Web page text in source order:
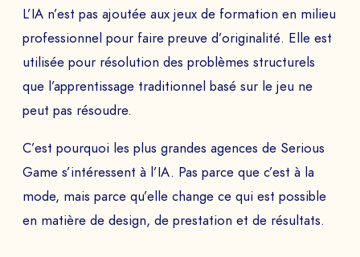
L’IA n’est pas ajoutée aux jeux de formation en milieu
professionnel pour faire preuve d’originalité. Elle est
utilisée pour résolution des problèmes structurels
que l’apprentissage traditionnel basé sur le jeu ne
peut pas résoudre.
C’est pourquoi les plus grandes agences de Serious
Game s’intéressent à l’IA. Pas parce que c’est à la
mode, mais parce qu’elle change ce qui est possible
en matière de design, de prestation et de résultats.